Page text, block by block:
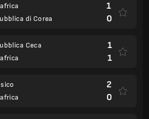
di Corea
1
0
Ceca
1
1
2
0